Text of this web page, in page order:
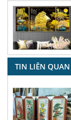
TIN LIÊN QUAN